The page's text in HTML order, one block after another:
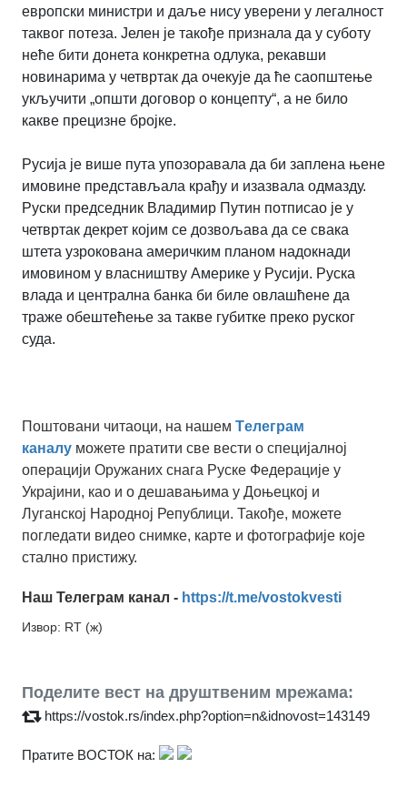
европски министри и даље нису уверени у легалност
таквог потеза. Јелен је такође признала да у суботу
неће бити донета конкретна одлука, рекавши
новинарима у четвртак да очекује да ће саопштење
укључити „општи договор о концепту“, а не било
какве прецизне бројке.
Русија је више пута упозоравала да би заплена њене
имовине представљала крађу и изазвала одмазду.
Руски председник Владимир Путин потписао је у
четвртак декрет којим се дозвољава да се свака
штета узрокована америчким планом надокнади
имовином у власништву Америке у Русији. Руска
влада и централна банка би биле овлашћене да
траже обештећење за такве губитке преко руског
суда.
Поштовани читаоци, на нашем Tелеграм
каналу можете пратити све вести о специјалној
операцији Оружаних снага Руске Федерације у
Украјини, као и о дешавањима у Доњецкој и
Луганској Народној Републици. Такође, можете
погледати видео снимке, карте и фотографије које
стално пристижу.
Наш Телеграм канал - https://t.me/vostokvesti
Извор: RT (ж)
Поделите вест на друштвеним мрежама:
https://vostok.rs/index.php?option=n&idnovost=143149
Пратите ВОСТОК на: